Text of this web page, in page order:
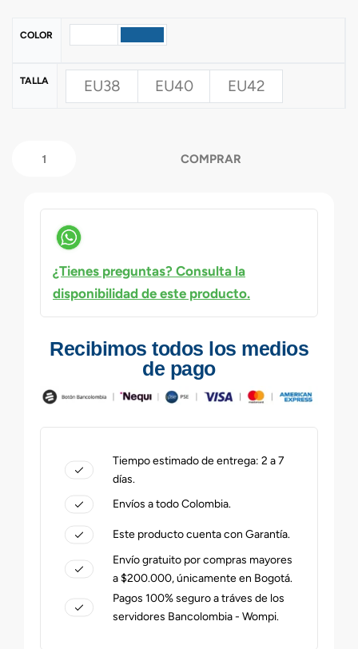
COLOR
TALLA EU38 EU40 EU42
COMPRAR
¿Tienes preguntas? Consulta la
disponibilidad de este producto.
Recibimos todos los medios
de pago
Tiempo estimado de entrega: 2 a 7
días.
Envíos a todo Colombia.
Este producto cuenta con Garantía.
Envío gratuito por compras mayores
a $200.000, únicamente en Bogotá.
Pagos 100% seguro a tráves de los
servidores Bancolombia - Wompi.